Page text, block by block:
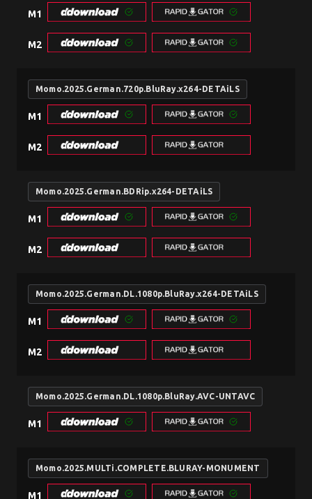
M1
M2
Momo.2025.German.720p.BluRay.x264-DETAiLS
M1
M2
Momo.2025.German.BDRip.x264-DETAiLS
M1
M2
Momo.2025.German.DL.1080p.BluRay.x264-DETAiLS
M1
M2
Momo.2025.German.DL.1080p.BluRay.AVC-UNTAVC
M1
Momo.2025.MULTi.COMPLETE.BLURAY-MONUMENT
M1